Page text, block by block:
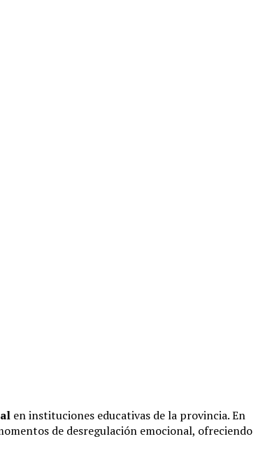
en instituciones educativas de la provincia. En
de desregulación emocional, ofreciendo